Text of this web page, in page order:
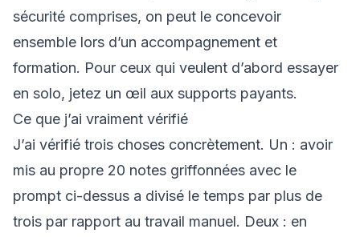
sécurité comprises, on peut le concevoir
ensemble lors d’un accompagnement et
formation. Pour ceux qui veulent d’abord essayer
en solo, jetez un œil aux supports payants.
Ce que j’ai vraiment vérifié
J’ai vérifié trois choses concrètement. Un : avoir
mis au propre 20 notes griffonnées avec le
prompt ci-dessus a divisé le temps par plus de
trois par rapport au travail manuel. Deux : en